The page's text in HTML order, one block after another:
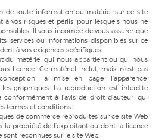
de toute information ou matériel sur ce site
à vos risques et périls, pour lesquels nous ne
Il vous incombe de vous assurer que
services ou informations disponibles sur ce
à vos exigences spécifiques.
du matériel qui nous appartient ou qui nous
licence. Ce matériel inclut, mais n’est pas
la mise en page, l’apparence,
les graphiques. La reproduction est interdite
conformément à l’avis de droit d’auteur, qui
termes et conditions.
de commerce reproduites sur ce site Web
la propriété de l’exploitant ou dont la licence
sont reconnues sur le site Web.